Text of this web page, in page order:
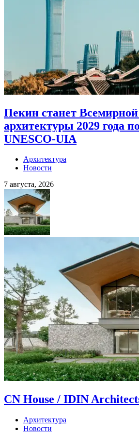
Пекин станет
архитектуры 2029 года
UNESCO-UIA
Архитектура
Новости
7 августа, 2026
CN House / IDIN
Архитектура
Новости